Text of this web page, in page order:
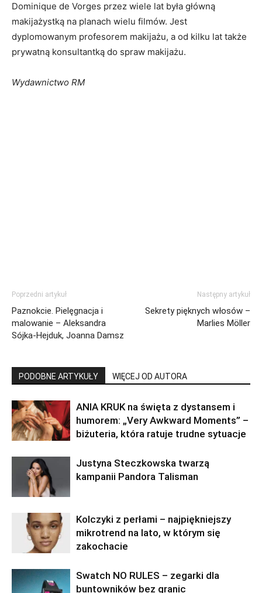
Dominique de Vorges przez wiele lat była główną
makijażystką na planach wielu filmów. Jest
dyplomowanym profesorem makijażu, a od kilku lat także
prywatną konsultantką do spraw makijażu.
Wydawnictwo RM
Poprzedni artykuł
Paznokcie. Pielęgnacja i
malowanie – Aleksandra
Sójka-Hejduk, Joanna Damsz
Następny artykuł
Sekrety pięknych włosów –
Marlies Möller
PODOBNE ARTYKUŁY WIĘCEJ OD AUTORA
ANIA KRUK na święta z dystansem i
humorem: „Very Awkward Moments” –
biżuteria, która ratuje trudne sytuacje
Justyna Steczkowska twarzą
kampanii Pandora Talisman
Kolczyki z perłami – najpiękniejszy
mikrotrend na lato, w którym się
zakochacie
Swatch NO RULES – zegarki dla
buntowników bez granic